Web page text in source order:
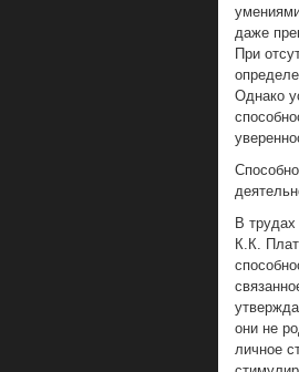
даже
При
Однако
В
К.К.
они не
личное